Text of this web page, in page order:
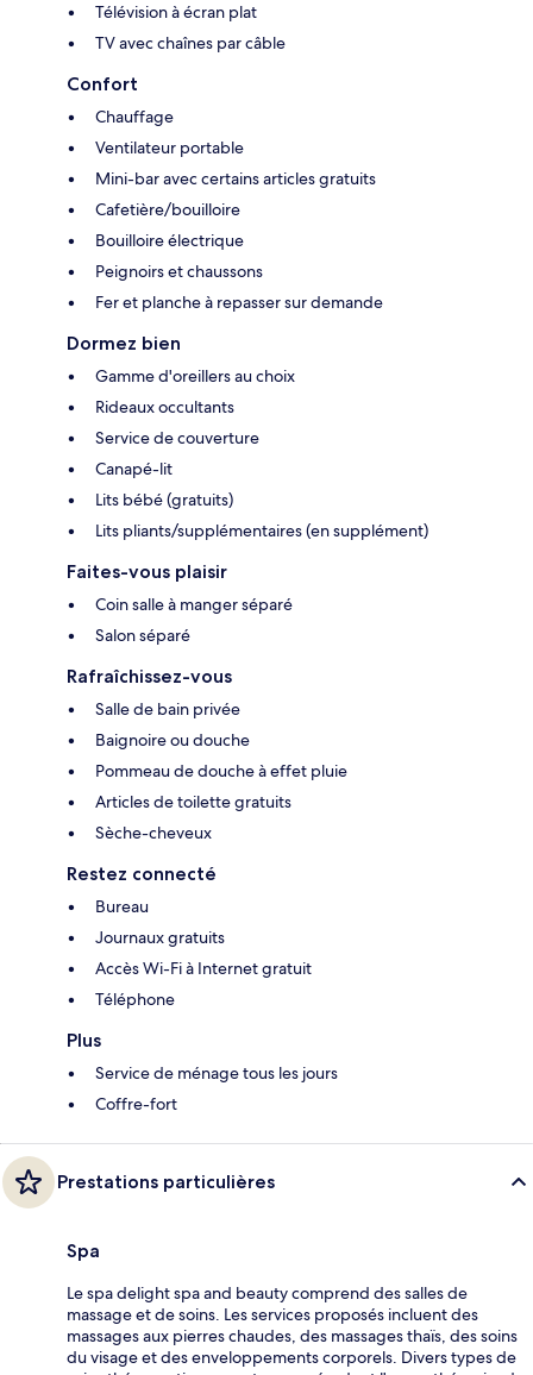
Télévision à écran plat
TV avec chaînes par câble
Confort
Chauffage
Ventilateur portable
Mini-bar avec certains articles gratuits
Cafetière/bouilloire
Bouilloire électrique
Peignoirs et chaussons
Fer et planche à repasser sur demande
Dormez bien
Gamme d'oreillers au choix
Rideaux occultants
Service de couverture
Canapé-lit
Lits bébé (gratuits)
Lits pliants/supplémentaires (en supplément)
Faites-vous plaisir
Coin salle à manger séparé
Salon séparé
Rafraîchissez-vous
Salle de bain privée
Baignoire ou douche
Pommeau de douche à effet pluie
Articles de toilette gratuits
Sèche-cheveux
Restez connecté
Bureau
Journaux gratuits
Accès Wi-Fi à Internet gratuit
Téléphone
Plus
Service de ménage tous les jours
Coffre-fort
Prestations particulières
Spa
Le spa delight spa and beauty comprend des salles de
massage et de soins. Les services proposés incluent des
massages aux pierres chaudes, des massages thaïs, des soins
du visage et des enveloppements corporels. Divers types de